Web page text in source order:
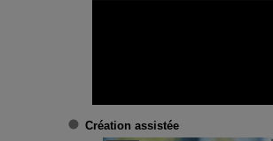
Création assistée